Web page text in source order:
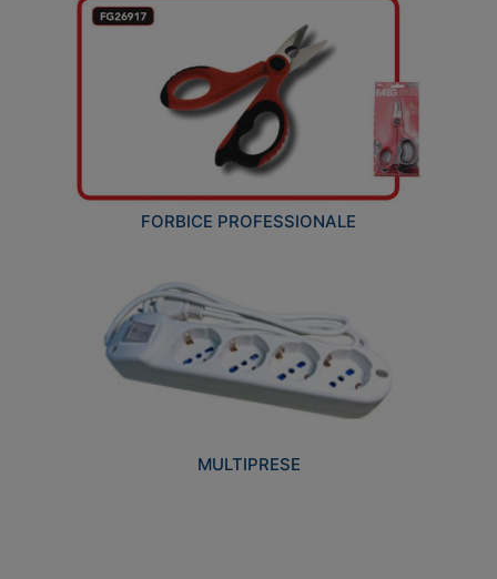
FORBICE PROFESSIONALE
MULTIPRESE